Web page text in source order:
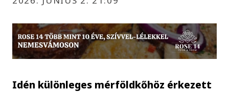
Idén különleges mérföldkőhöz érkezett